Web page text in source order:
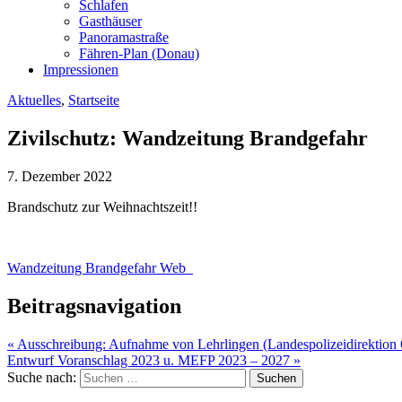
Schlafen
Gasthäuser
Panoramastraße
Fähren-Plan (Donau)
Impressionen
Aktuelles, Startseite
Zivilschutz: Wandzeitung Brandgefahr
7. Dezember 2022
Brandschutz zur Weihnachtszeit!!
Wandzeitung Brandgefahr Web_
Beitragsnavigation
« Ausschreibung: Aufnahme von Lehrlingen (Landespolizeidirektion
Entwurf Voranschlag 2023 u. MEFP 2023 – 2027 »
Suche nach: